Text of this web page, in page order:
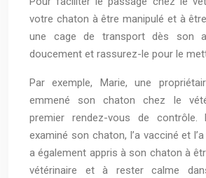
votre chaton à être manipulé et à
une cage de transport dès son
doucement et rassurez-le pour le
Par exemple, Marie, une
emmené son chaton chez le
premier rendez-vous de contrôle.
examiné son chaton, l’a vacciné et
a également appris à son chaton à
vétérinaire et à rester calme